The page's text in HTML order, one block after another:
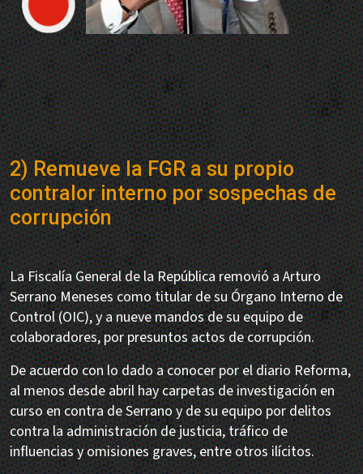
2) Remueve la FGR a su propio
contralor interno por sospechas de
corrupción
La Fiscalía General de la República removió a Arturo
Serrano Meneses como titular de su Órgano Interno de
Control (OIC), y a nueve mandos de su equipo de
colaboradores, por presuntos actos de corrupción.
De acuerdo con lo dado a conocer por el diario Reforma,
al menos desde abril hay carpetas de investigación en
curso en contra de Serrano y de su equipo por delitos
contra la administración de justicia, tráfico de
influencias y omisiones graves, entre otros ilícitos.